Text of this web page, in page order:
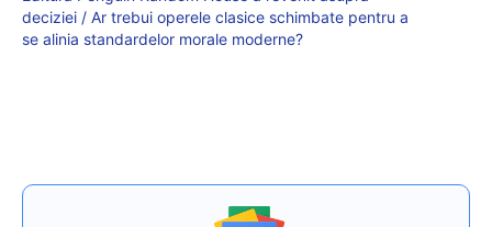
deciziei / Ar trebui operele clasice schimbate pentru a
se alinia standardelor morale moderne?